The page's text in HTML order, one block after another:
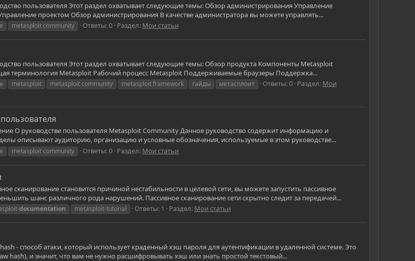
пользователя Этот раздел охватывает следующие темы: Обзор администрирования Управление
проектом Обзор администрирования В качестве администратора вы можете управлять...
metasploit community Ответы: 0 Раздел: Мои статьи
пользователя Этот раздел охватывает следующие темы: Обзор продукта Компоненты Metasploit
терминология Metasploit Рабочий процесс Metasploit Поддерживаемые браузеры Поддержка...
metasploit metasploit community metasploit framework гайды метасплоит Ответы: 0 Раздел: Мои
О руководстве пользователя Metasploit Community Данное руководство содержит информацию и
описывают аудиторию, организацию и условные обозначения, используемые в этом руководстве...
metasploit community Ответы: 0 Раздел: Мои статьи
сканирование становится причиной нестабильности в целевой сети, вы можете запустить пассивное
шанс различного рода нарушений. Пассивное сканирование сети скрытно следит за передачей...
documentation metasploit-tutorial Ответы: 1 Раздел: Мои статьи
- способ атаки, который использует краденный хэш пароля для аутентификации в удаленной системе. Это
hash), и значит, что вам не нужно расшифровывать хэш или знать простой текстовый...